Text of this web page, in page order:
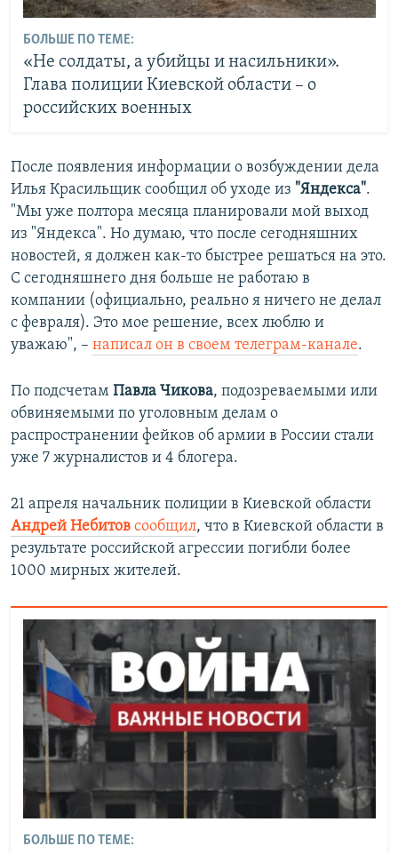
БОЛЬШЕ ПО ТЕМЕ:
«Не солдаты, а убийцы и насильники».
Глава полиции Киевской области – о
российских военных
После появления информации о возбуждении дела
Илья Красильщик сообщил об уходе из "Яндекса".
"Мы уже полтора месяца планировали мой выход
из "Яндекса". Но думаю, что после сегодняшних
новостей, я должен как-то быстрее решаться на это.
С сегодняшнего дня больше не работаю в
компании (официально, реально я ничего не делал
с февраля). Это мое решение, всех люблю и
уважаю", – написал он в своем телеграм-канале.
По подсчетам Павла Чикова, подозреваемыми или
обвиняемыми по уголовным делам о
распространении фейков об армии в России стали
уже 7 журналистов и 4 блогера.
21 апреля начальник полиции в Киевской области
Андрей Небитов сообщил, что в Киевской области в
результате российской агрессии погибли более
1000 мирных жителей.
БОЛЬШЕ ПО ТЕМЕ: